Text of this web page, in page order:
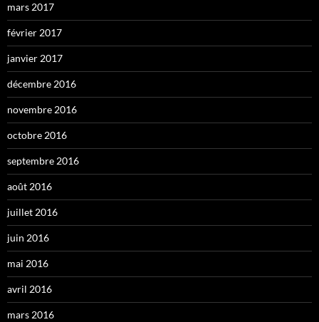
mars 2017
février 2017
janvier 2017
décembre 2016
novembre 2016
octobre 2016
septembre 2016
août 2016
juillet 2016
juin 2016
mai 2016
avril 2016
mars 2016